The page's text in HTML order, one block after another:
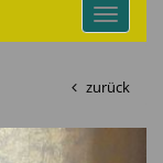
Toggle
zurück